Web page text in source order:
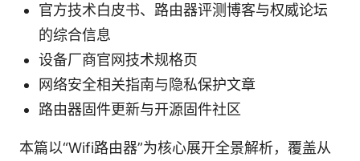
官方技术白皮书、路由器评测博客与权威论坛
的综合信息
设备厂商官网技术规格页
网络安全相关指南与隐私保护文章
路由器固件更新与开源固件社区
本篇以“Wifi路由器”为核心展开全景解析，覆盖从